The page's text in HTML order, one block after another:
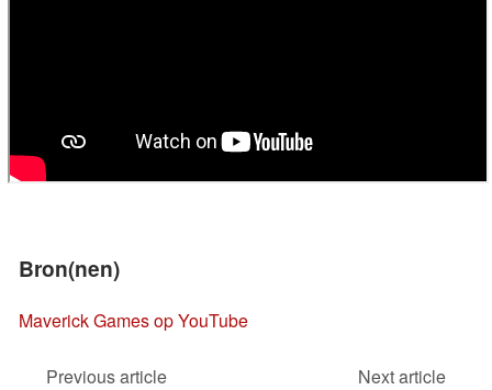
Bron(nen)
Maverick Games op YouTube
Previous article
Next article